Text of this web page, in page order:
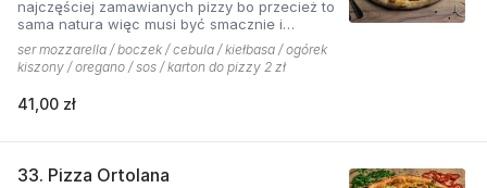
najczęściej zamawianych pizzy bo przecież to
sama natura więc musi być smacznie i
naturalne . Najlepsza jest z sosem ostrym
pomidorowym!
ser mozzarella / boczek / cebula / kiełbasa / ogórek
kiszony / oregano / sos / karton do pizzy 2 zł
41,00 zł
33. Pizza Ortolana